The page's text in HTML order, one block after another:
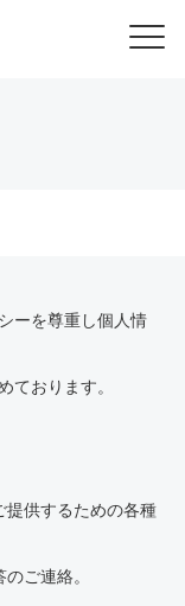
ーを尊重し個人情
ております。
提供するための各種
ご連絡。